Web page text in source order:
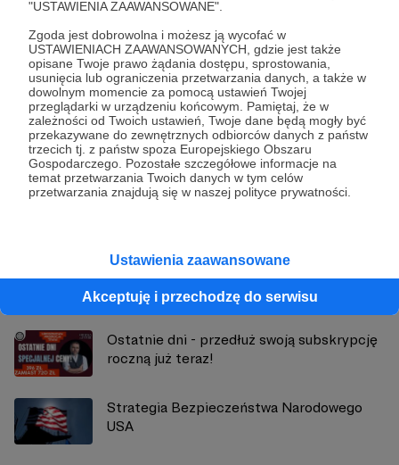
"USTAWIENIA ZAAWANSOWANE".
Zgoda jest dobrowolna i możesz ją wycofać w
USTAWIENIACH ZAAWANSOWANYCH, gdzie jest także
opisane Twoje prawo żądania dostępu, sprostowania,
usunięcia lub ograniczenia przetwarzania danych, a także w
dowolnym momencie za pomocą ustawień Twojej
przeglądarki w urządzeniu końcowym. Pamiętaj, że w
zależności od Twoich ustawień, Twoje dane będą mogły być
przekazywane do zewnętrznych odbiorców danych z państw
trzecich tj. z państw spoza Europejskiego Obszaru
Gospodarczego. Pozostałe szczegółowe informacje na
temat przetwarzania Twoich danych w tym celów
przetwarzania znajdują się w naszej polityce prywatności.
Ustawienia zaawansowane
Akceptuję i przechodzę do serwisu
Udostępnij
Strategy&Future
Zobacz profil autora
Zobacz również
Ostatnie dni - przedłuż swoją subskrypcję
roczną już teraz!
Strategia Bezpieczeństwa Narodowego
USA